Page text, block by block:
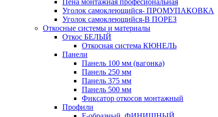
Уголок самоклеющийся- ПРОМУПАКОВКА
Уголок самоклеющийся-В ПОРЕЗ
Откосные системы и материалы
Откос БЕЛЫЙ
Откосная система КЮНЕЛЬ
Панели
Панель 100 мм (вагонка)
Панель 250 мм
Панель 375 мм
Панель 500 мм
Фиксатор откосов монтажный
Профили